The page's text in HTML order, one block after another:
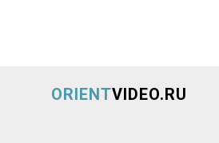
ORIENTVIDEO.RU